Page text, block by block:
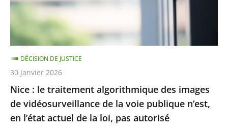
images
vidéosurveillance
de
la
voie
publique
n’est,
en
Nice : le traitement algorithmique des images
de vidéosurveillance de la voie publique n’est,
en l’état actuel de la loi, pas autorisé
DÉCISION DE JUSTICE
30 janvier 2026